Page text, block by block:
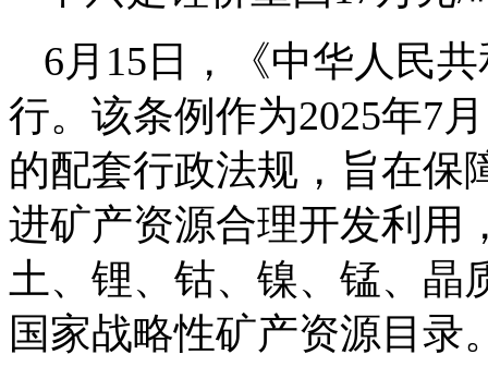
6月15日，《中华人民
行。该条例作为2025年7
的配套行政法规，旨在保
进矿产资源合理开发利用
土、锂、钴、镍、锰、晶
国家战略性矿产资源目录